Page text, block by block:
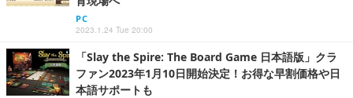
PC
2023.1.24 Tue 20:00
「Slay the Spire: The Board Game 日本語版」クラ
ファン2023年1月10日開始決定！お得な早割価格や日
本語サポートも